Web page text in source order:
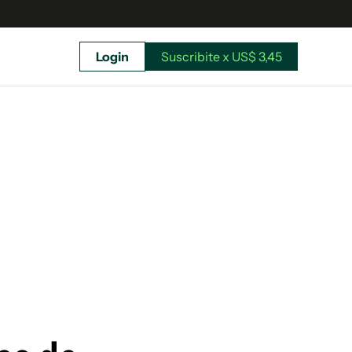
Login Suscribite x US$ 3,45